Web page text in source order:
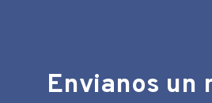
Envianos un